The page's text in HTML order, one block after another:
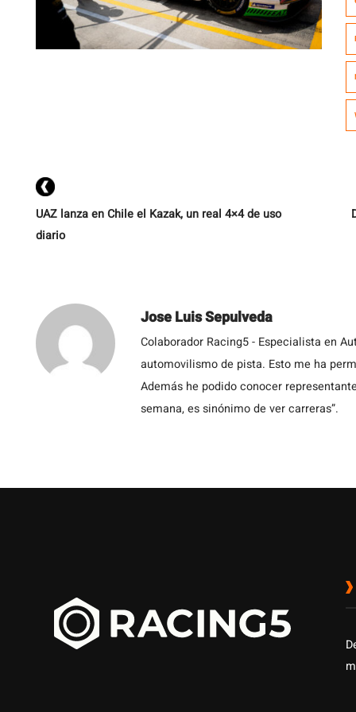
UAZ lanza en Chile el Kazak, un real 4×4 de uso
diario
Jose Luis Sepulveda
Colaborador Racing5 - Especialista en
automovilismo de pista. Esto me ha
Además he podido conocer
semana, es sinónimo de ver carreras”.